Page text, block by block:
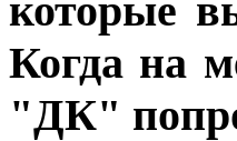
которые
Когда на
"ДК"